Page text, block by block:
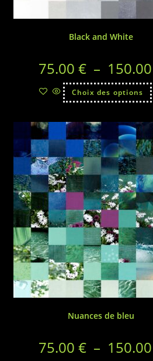
Black and White
75.00 € – 150.00
Choix des options
Nuances de bleu
75.00 € – 150.00